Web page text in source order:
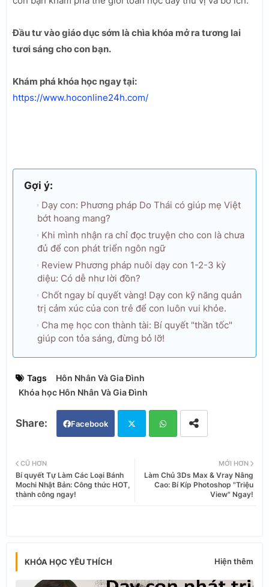
Đầu tư vào giáo dục sớm là chìa khóa mở ra tương lai
tươi sáng cho con bạn.
Khám phá khóa học ngay tại:
https://www.hoconline24h.com/
Gợi ý:
Dạy con: Phương pháp Do Thái có giúp mẹ Việt
bớt hoang mang?
Khi mình nhận ra chỉ đọc truyện cho con là chưa
đủ để con phát triển ngôn ngữ
Review Phương pháp nuôi dạy con 1-2-3 kỳ
diệu: Có dễ như lời đồn?
Chốt ngay bí quyết vàng! Dạy con kỹ năng quản
trị cảm xúc của con trẻ để con luôn vui khỏe.
Cha mẹ học con thành tài: Bí quyết "thần tốc"
giúp con tỏa sáng, đừng bỏ lỡ!
Tags
Hôn Nhân Và Gia Đình
Khóa học Hôn Nhân Và Gia Đình
Facebook
ats
MỚI HƠN
Làm Chủ 3Ds Max & Vray Nâng
Cao: Bí Kíp Photoshop "Triệu
View" Ngay!
CŨ HƠN
Bí quyết Tự Làm Các Loại Bánh
Mochi Nhật Bản: Công thức HOT,
thành công ngay!
KHÓA HỌC YÊU THÍCH Hiện thêm